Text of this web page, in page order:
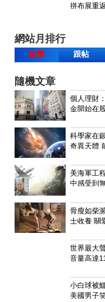
拼布展重
網站月排行
點擊 跟帖
隨機文章
個人理財
金開始在
科學家在
奇異天體
美海軍工
中感受到
骨瘦如柴
士收養 關
世界最大
音量高達
小白球被
美國男子